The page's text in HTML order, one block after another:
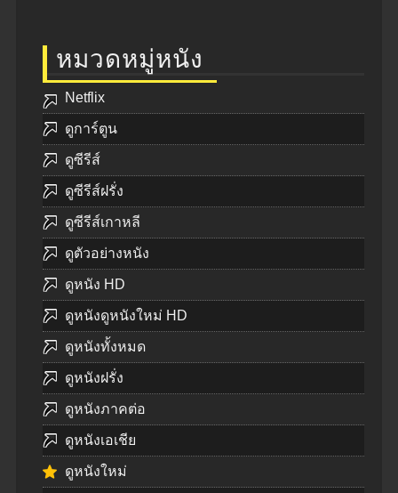
หมวดหมู่หนัง
Netflix
ดูการ์ตูน
ดูซีรีส์
ดูซีรีส์ฝรั่ง
ดูซีรีส์เกาหลี
ดูตัวอย่างหนัง
ดูหนัง HD
ดูหนังดูหนังใหม่ HD
ดูหนังทั้งหมด
ดูหนังฝรั่ง
ดูหนังภาคต่อ
ดูหนังเอเชีย
ดูหนังใหม่